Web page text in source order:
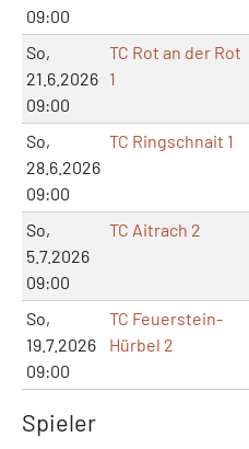
09:00
So,
21.6.2026
09:00
TC Rot an der Rot
1
So,
28.6.2026
09:00
TC Ringschnait 1
So,
5.7.2026
09:00
TC Aitrach 2
So,
19.7.2026
09:00
TC Feuerstein-
Hürbel 2
Spieler